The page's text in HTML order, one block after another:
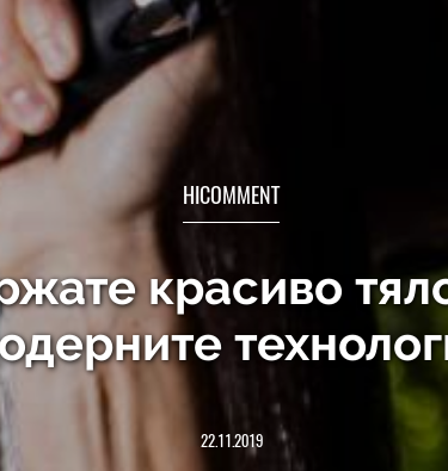
HICOMMENT
красиво
22.11.2019